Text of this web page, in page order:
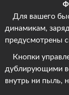
Для вашего
динамикам,
предусмотрены
Кнопки
дублирующими
внутрь ни пыль,